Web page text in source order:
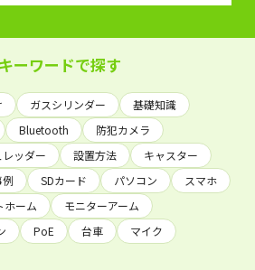
ーワードで探す
ガスシリンダー
基礎知識
Bluetooth
防犯カメラ
レッダー 設置方法
キャスター
SDカード パソコン
スマホ
ホーム
モニターアーム
PoE 台車
マイク